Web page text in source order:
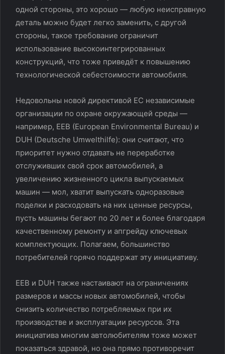
одной стороны, это хорошо — любую неисправную
деталь можно будет легко заменить, с другой
стороны, такое требование ограничит
использование высокоинтегрированных
конструкций, что тоже приведёт к повышению
технологической себестоимости автомобиля.
Недовольны новой директивой ЕС независимые
организации по охране окружающей среды —
например, EEB (European Environmental Bureau) и
DUH (Deutsche Umwelthilfe): они считают, что
приоритет нужно отдавать не переработке
отслуживших свой срок автомобилей, а
увеличению жизненного цикла выпускаемых
машин — мол, хватит выпускать одноразовые
поделки и расходовать на них ценные ресурсы,
пусть машины бегают по 20 лет и более благодаря
качественному ремонту и апгрейду ключевых
комплектующих. Полагаем, большинство
потребителей горячо поддержат эту инициативу.
EEB и DUH также настаивают на ограничениях
размеров и массы новых автомобилей, чтобы
снизить количество потребляемых при их
производстве и эксплуатации ресурсов. Эта
инициатива многим автолюбителям тоже может
показаться здравой, но она прямо противоречит